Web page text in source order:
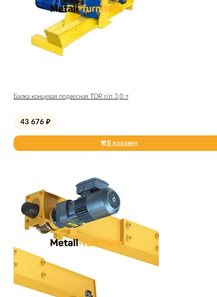
Балка концевая подвесная TOR г/п 3,0 т
43 676 ₽
В корзину